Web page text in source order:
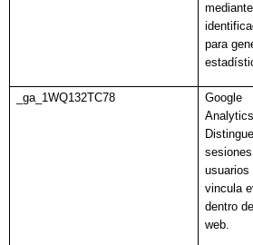
mediante
para
_ga_1WQ132TC78
Google
Distingue
usuarios
vincula
dentro
web.